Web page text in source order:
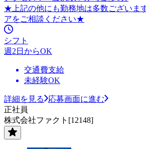
★上記の他にも勤務地は多数ございま
アをご相談ください★
シフト
週2日からOK
交通費支給
未経験OK
詳細を見る
応募画面に進む
正社員
株式会社ファクト[12148]